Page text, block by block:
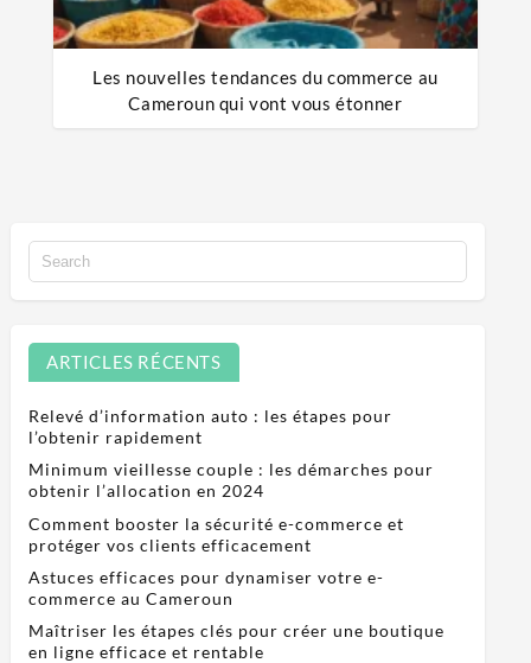
Les nouvelles tendances du commerce au
Cameroun qui vont vous étonner
ARTICLES RÉCENTS
Relevé d’information auto : les étapes pour
l’obtenir rapidement
Minimum vieillesse couple : les démarches pour
obtenir l’allocation en 2024
Comment booster la sécurité e-commerce et
protéger vos clients efficacement
Astuces efficaces pour dynamiser votre e-
commerce au Cameroun
Maîtriser les étapes clés pour créer une boutique
en ligne efficace et rentable